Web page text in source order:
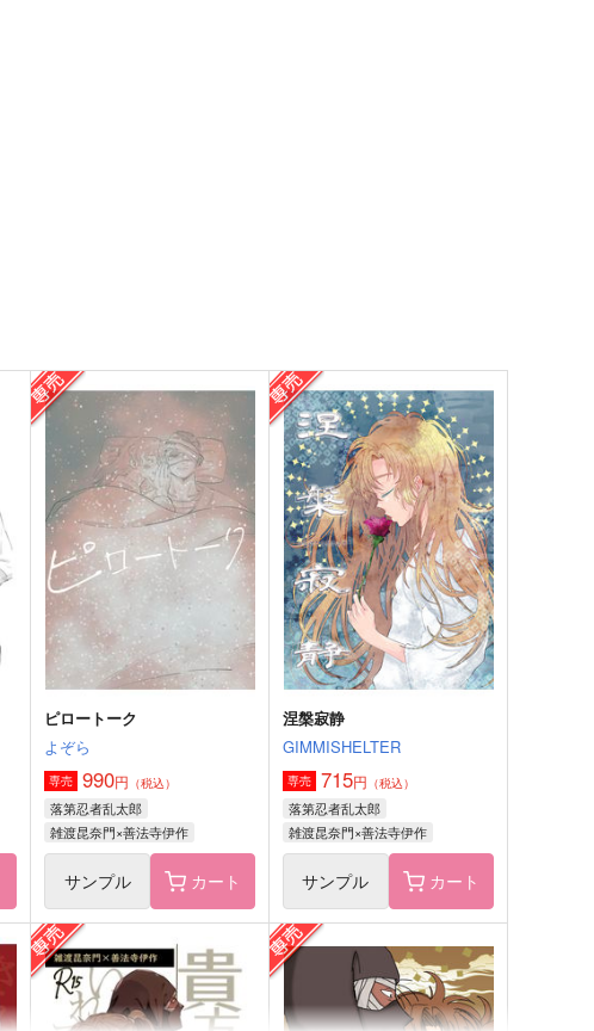
おはよう おやすみ また明
日
CHICCHI
597 円 （税込）
雑渡昆奈門×善法寺伊作
サンプル 作品詳細
誰そ彼奇譚 弐之巻
mememonon
770円（税込）
雑渡昆奈門×善法寺伊作
サンプル 作品詳細
ピロートーク
よぞら
専売 990円 （税込）
落第忍者乱太郎
雑渡昆奈門×善法寺伊作
サンプル カート
涅槃寂静
GIMMISHELTER
専売 715円 （税込）
落第忍者乱太郎
雑渡昆奈門×善法寺伊作
サンプル カート